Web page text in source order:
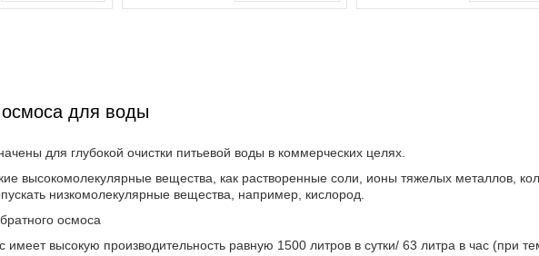
для воды
для глубокой очистки питьевой воды в коммерческих целях.
высокомолекулярные вещества, как растворенные соли, ионы тяжелых металлов,
низкомолекулярные вещества, например, кислород.
высокую производительность равную 1500 литров в сутки/ 63 литра в час (при